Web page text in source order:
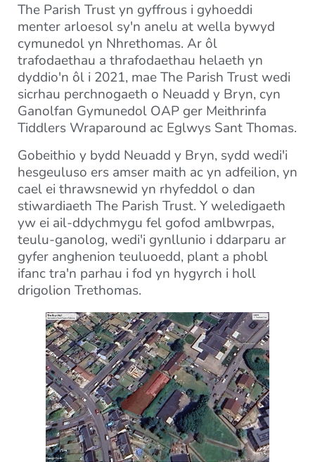
The Parish Trust yn gyffrous i gyhoeddi
menter arloesol sy'n anelu at wella bywyd
cymunedol yn Nhrethomas. Ar ôl
trafodaethau a thrafodaethau helaeth yn
dyddio'n ôl i 2021, mae The Parish Trust wedi
sicrhau perchnogaeth o Neuadd y Bryn, cyn
Ganolfan Gymunedol OAP ger Meithrinfa
Tiddlers Wraparound ac Eglwys Sant Thomas.
Gobeithio y bydd Neuadd y Bryn, sydd wedi'i
hesgeuluso ers amser maith ac yn adfeilion, yn
cael ei thrawsnewid yn rhyfeddol o dan
stiwardiaeth The Parish Trust. Y weledigaeth
yw ei ail-ddychmygu fel gofod amlbwrpas,
teulu-ganolog, wedi'i gynllunio i ddarparu ar
gyfer anghenion teuluoedd, plant a phobl
ifanc tra'n parhau i fod yn hygyrch i holl
drigolion Trethomas.